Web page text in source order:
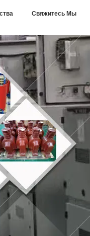
Свяжитесь Мы